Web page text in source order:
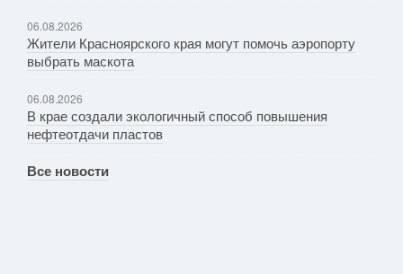
06.08.2026
Жители Красноярского края могут помочь аэропорту
выбрать маскота
06.08.2026
В крае создали экологичный способ повышения
нефтеотдачи пластов
Все новости